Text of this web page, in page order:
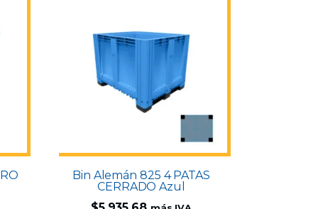
Bin Alemán 825 4 PATAS
CERRADO Azul